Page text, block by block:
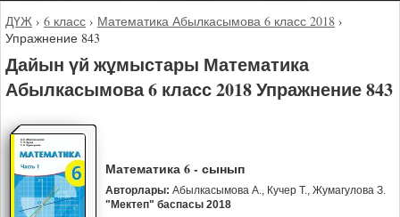
ДҮЖ › 6 класс › Математика Абылкасымова 6 класс 2018 ›
Упражнение 843
Дайын үй жұмыстары Математика
Абылкасымова 6 класс 2018 Упражнение 843
Математика 6 - сынып
Авторлары: Абылкасымова А., Кучер Т., Жумагулова З.
"Мектеп" баспасы 2018